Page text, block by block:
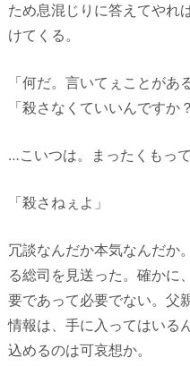
ため息混じりに答えてやれ
けてくる。
「何だ。言いてぇことがあ
「殺さなくていいんですか
…こいつは。まったくもっ
「殺さねぇよ」
冗談なんだか本気なんだか
る総司を見送った。確かに
要であって必要でない。父
情報は、手に入ってはいる
込めるのは可哀想か。